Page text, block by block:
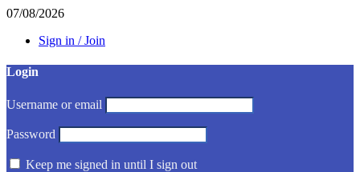
07/08/2026
Sign in / Join
Login
Username or email
Password
Keep me signed in until I sign out